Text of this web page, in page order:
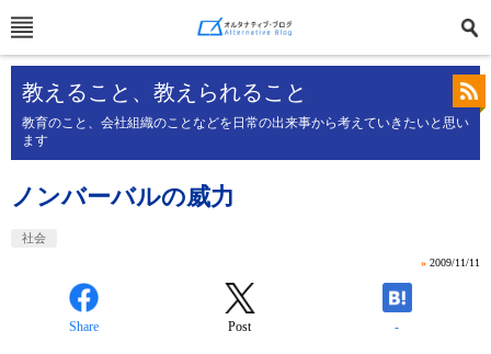
教えること、教えられること
教育のこと、会社組織のことなどを日常の出来事から考えていきたいと思い
ます
ノンバーバルの威力
社会
» 2009/11/11
Share Post -